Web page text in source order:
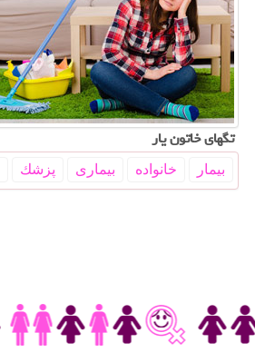
تگهای خاتون یار
بیمار خانواده بیماری پزشك